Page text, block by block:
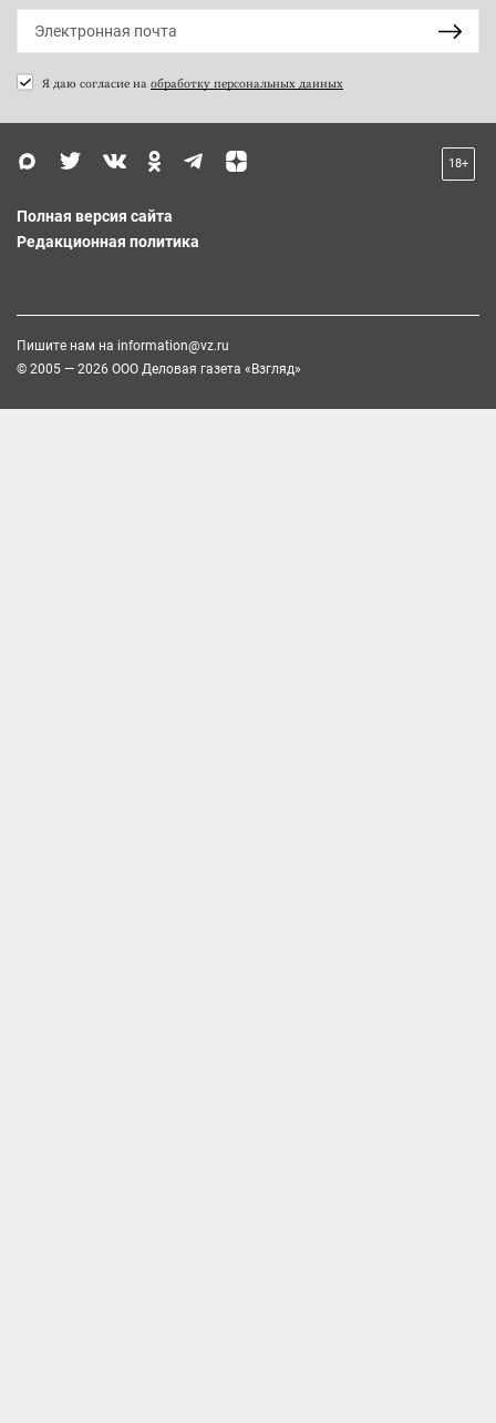
Я даю согласие на обработку персональных данных
18+
Полная версия сайта
Редакционная политика
Пишите нам на information@vz.ru
© 2005 — 2026 ООО Деловая газета «Взгляд»